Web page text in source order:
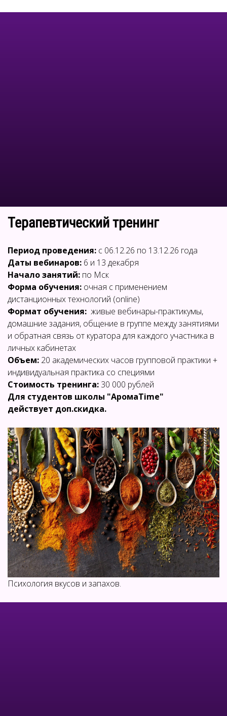
Терапевтический тренинг
Период проведения: с 06.12.26 по 13.12.26 года
Даты вебинаров: 6 и 13 декабря
Начало занятий: по Мск
Форма обучения: очная с применением
дистанционных технологий (online)
Формат обучения: живые вебинары-практикумы,
домашние задания, общение в группе между занятиями
и обратная связь от куратора для каждого участника в
личных кабинетах
Объем: 20 академических часов групповой практики +
индивидуальная практика со специями
Стоимость тренинга: 30 000 рублей
Для студентов школы "АромаTime"
действует доп.скидка.
Психология вкусов и запахов.